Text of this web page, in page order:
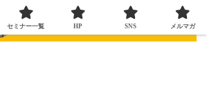
セミナー一覧 HP SNS メルマガ